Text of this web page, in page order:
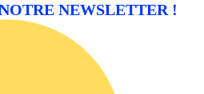
NEWSLETTER !